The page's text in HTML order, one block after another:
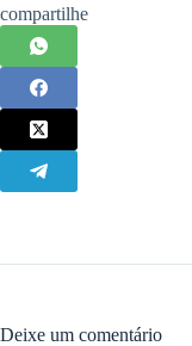
compartilhe
Deixe um comentário